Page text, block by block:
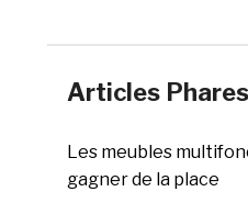
Articles Phares
Les meubles
gagner de la place